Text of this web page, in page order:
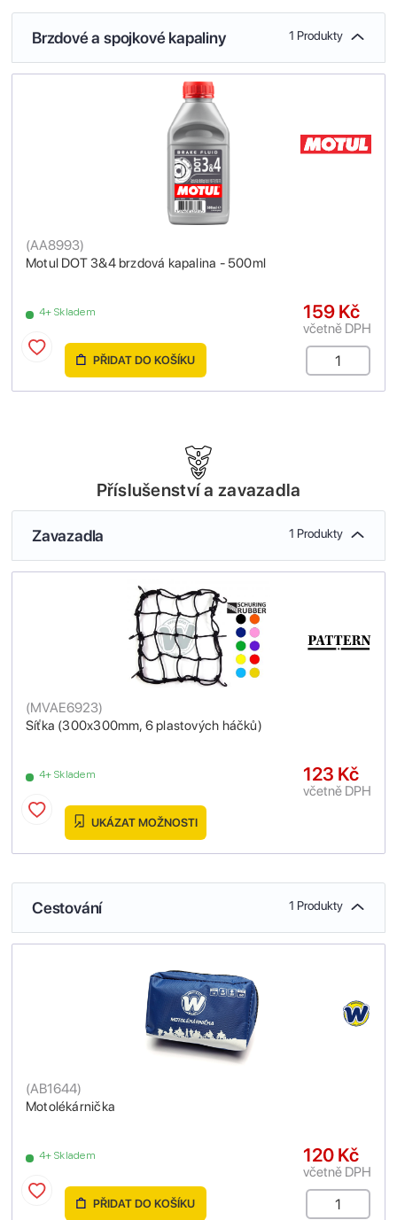
Brzdové a spojkové kapaliny 1 Produkty
Motul DOT 3&4 brzdová kapalina - 500ml
(AA8993)
4+ Skladem 159 Kč
včetně DPH
PŘIDAT DO KOŠÍKU
Příslušenství a zavazadla
Zavazadla 1 Produkty
Síťka (300x300mm, 6 plastových háčků)
(MVAE6923)
4+ Skladem 123 Kč
včetně DPH
UKÁZAT MOŽNOSTI
Cestování 1 Produkty
Motolékárnička
(AB1644)
4+ Skladem 120 Kč
včetně DPH
PŘIDAT DO KOŠÍKU